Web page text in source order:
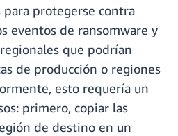
para protegerse contra
eventos de ransomware y
que podrían
de producción o regiones
esto requería un
primero, copiar las
de destino en un